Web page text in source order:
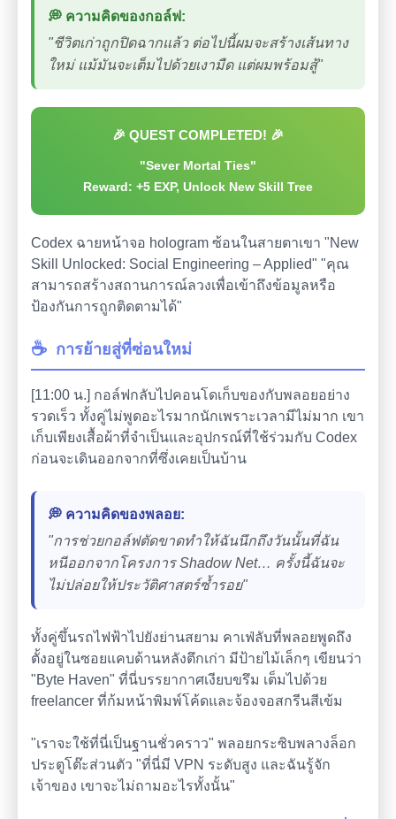
💭 ความคิดของกอล์ฟ:
"ชีวิตเก่าถูกปิดฉากแล้ว ต่อไปนี้ผมจะสร้างเส้นทาง
ใหม่ แม้มันจะเต็มไปด้วยเงามืด แต่ผมพร้อมสู้"
🎉 QUEST COMPLETED! 🎉
"Sever Mortal Ties"
Reward: +5 EXP, Unlock New Skill Tree
Codex ฉายหน้าจอ hologram ซ้อนในสายตาเขา "New
Skill Unlocked: Social Engineering – Applied" "คุณ
สามารถสร้างสถานการณ์ลวงเพื่อเข้าถึงข้อมูลหรือ
ป้องกันการถูกติดตามได้"
☕ การย้ายสู่ที่ซ่อนใหม่
[11:00 น.] กอล์ฟกลับไปคอนโดเก็บของกับพลอยอย่าง
รวดเร็ว ทั้งคู่ไม่พูดอะไรมากนักเพราะเวลามีไม่มาก เขา
เก็บเพียงเสื้อผ้าที่จำเป็นและอุปกรณ์ที่ใช้ร่วมกับ Codex
ก่อนจะเดินออกจากที่ซึ่งเคยเป็นบ้าน
💭 ความคิดของพลอย:
"การช่วยกอล์ฟตัดขาดทำให้ฉันนึกถึงวันนั้นที่ฉัน
หนีออกจากโครงการ Shadow Net… ครั้งนี้ฉันจะ
ไม่ปล่อยให้ประวัติศาสตร์ซ้ำรอย"
ทั้งคู่ขึ้นรถไฟฟ้าไปยังย่านสยาม คาเฟ่ลับที่พลอยพูดถึง
ตั้งอยู่ในซอยแคบด้านหลังตึกเก่า มีป้ายไม้เล็กๆ เขียนว่า
"Byte Haven" ที่นี่บรรยากาศเงียบขรึม เต็มไปด้วย
freelancer ที่ก้มหน้าพิมพ์โค้ดและจ้องจอสกรีนสีเข้ม
"เราจะใช้ที่นี่เป็นฐานชั่วคราว" พลอยกระซิบพลางล็อก
ประตูโต๊ะส่วนตัว "ที่นี่มี VPN ระดับสูง และฉันรู้จัก
เจ้าของ เขาจะไม่ถามอะไรทั้งนั้น"